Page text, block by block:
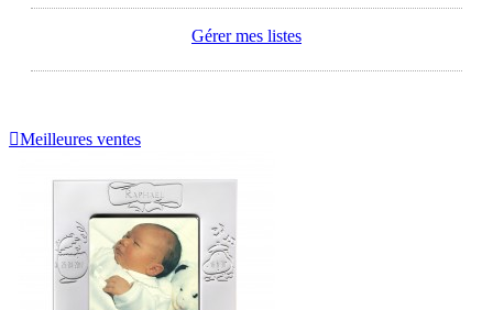
Gérer mes listes
Meilleures ventes